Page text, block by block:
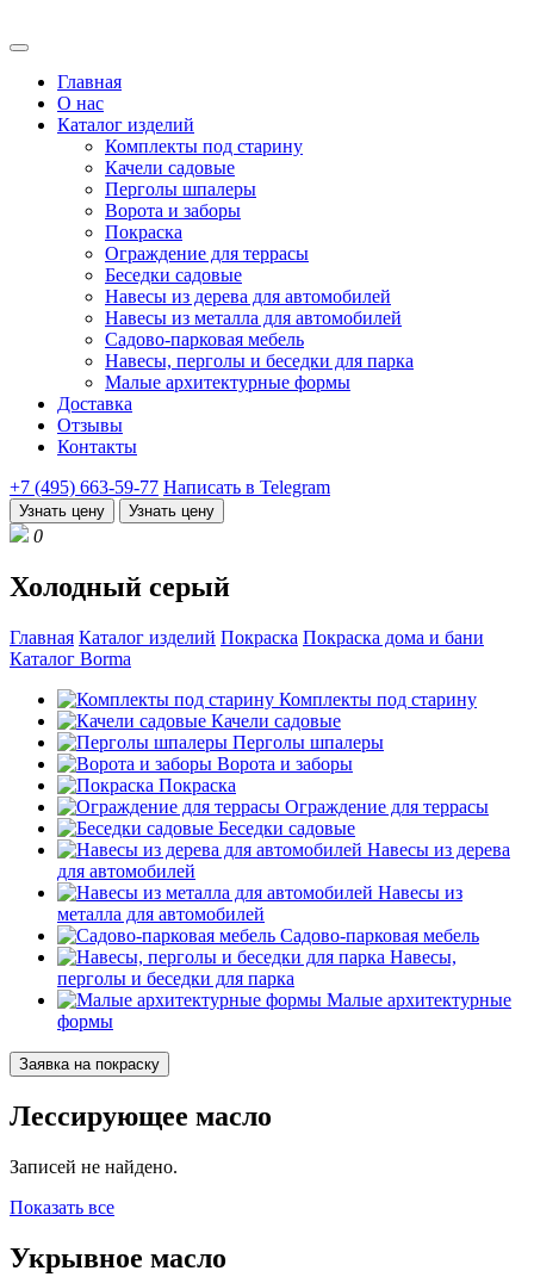
Главная
О нас
Каталог изделий
Комплекты под старину
Качели садовые
Перголы шпалеры
Ворота и заборы
Покраска
Ограждение для террасы
Беседки садовые
Навесы из дерева для автомобилей
Навесы из металла для автомобилей
Садово-парковая мебель
Навесы, перголы и беседки для парка
Малые архитектурные формы
Доставка
Отзывы
Контакты
+7 (495) 663-59-77 Написать в Telegram
Узнать цену Узнать цену
0
Холодный серый
Главная Каталог изделий Покраска Покраска дома и бани
Каталог Borma
Комплекты под старину
Качели садовые
Перголы шпалеры
Ворота и заборы
Покраска
Ограждение для террасы
Беседки садовые
Навесы из дерева
для автомобилей
Навесы из
металла для автомобилей
Садово-парковая мебель
Навесы,
перголы и беседки для парка
Малые архитектурные
формы
Заявка на покраску
Лессирующее масло
Записей не найдено.
Показать все
Укрывное масло